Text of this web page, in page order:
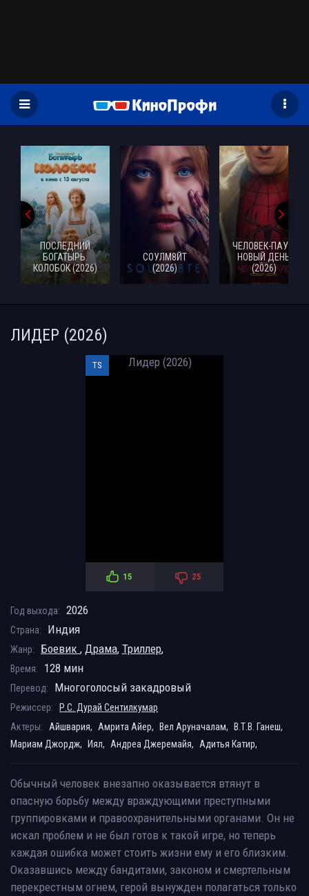
ПОСЛЕДНИЙ
БОГАТЫРЬ.
КОЛОБОК (2026)
СОУЛМ8ЙТ
(2026)
ЧЕЛОВЕК-ПАУК:
НОВЫЙ ДЕНЬ
(2026)
ЛИДЕР (2026)
TS
15 25
Год выхода: 2026
Страна: Индия
Жанр: Боевик , Драма, Триллер,
Время: 128 мин
Перевод: Многоголосый закадровый
Режиссер:
Р.С. Дурай Сентилкумар
Актеры:
Айшвария, Амрита Айер, Вел Аруначалам,
В.Т.В. Ганеш,
Мариам Джордж,
Иял, Андреа Джеремайя, Адитья Катир,
Обычный человек внезапно оказывается втянут в
опасную борьбу между враждующими преступными
группировками и правоохранительными органами. Он не
искал проблем и не был готов к такой игре, но теперь
каждая ошибка может стоить жизни ему и его близким.
Оказавшись между бандитами, законом и смертельным
перекрестным огнем, герой вынужден полагаться только